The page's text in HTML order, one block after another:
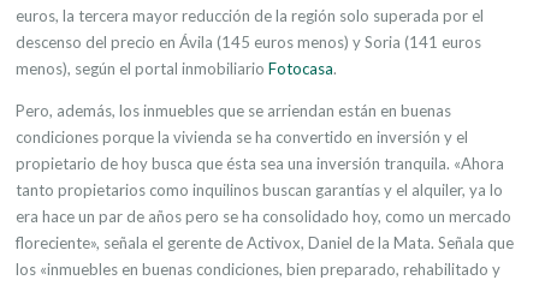
euros, la tercera mayor reducción de la región solo superada por el
descenso del precio en Ávila (145 euros menos) y Soria (141 euros
menos), según el portal inmobiliario Fotocasa.
Pero, además, los inmuebles que se arriendan están en buenas
condiciones porque la vivienda se ha convertido en inversión y el
propietario de hoy busca que ésta sea una inversión tranquila. «Ahora
tanto propietarios como inquilinos buscan garantías y el alquiler, ya lo
era hace un par de años pero se ha consolidado hoy, como un mercado
floreciente», señala el gerente de Activox, Daniel de la Mata. Señala que
los «inmuebles en buenas condiciones, bien preparado, rehabilitado y